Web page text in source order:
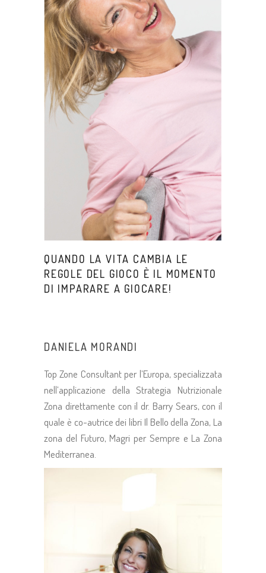
QUANDO LA VITA CAMBIA LE
REGOLE DEL GIOCO È IL MOMENTO
DI IMPARARE A GIOCARE!
DANIELA MORANDI
Top Zone Consultant per l’Europa, specializzata
nell’applicazione della Strategia Nutrizionale
Zona direttamente con il dr. Barry Sears, con il
quale è co-autrice dei libri Il Bello della Zona, La
zona del Futuro, Magri per Sempre e La Zona
Mediterranea.